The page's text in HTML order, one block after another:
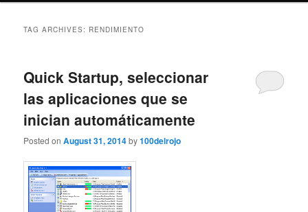
TAG ARCHIVES: RENDIMIENTO
Quick Startup, seleccionar
las aplicaciones que se
inician automáticamente
Posted onAugust 31, 2014by100delrojo